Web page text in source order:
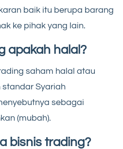
baik itu berupa barang
ke pihak yang lain.
apakah halal?
saham halal atau
standar Syariah
sebagai
(mubah).
bisnis trading?